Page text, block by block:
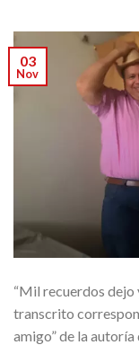
03
Nov
“Mil recuerdos dejo
transcrito
amigo” de la